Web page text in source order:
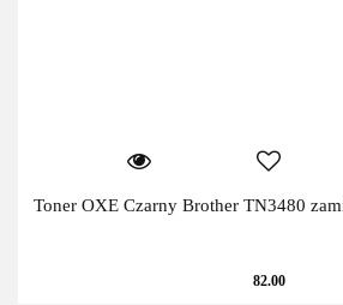
Toner OXE Czarny Brother TN3480
82.00